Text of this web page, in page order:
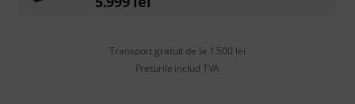
Transport gratuit de la 1.500 lei
Preturile includ TVA